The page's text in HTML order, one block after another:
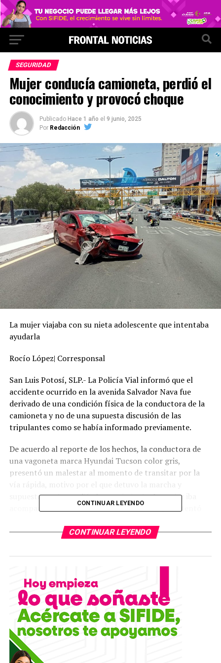
SEGURIDAD
Mujer conducía camioneta, perdió el
conocimiento y provocó choque
Publicado Hace 1 año el 9 junio, 2025
Por Redacción
La mujer viajaba con su nieta adolescente que intentaba
ayudarla
Rocío López| Corresponsal
San Luis Potosí, SLP.- La Policía Vial informó que el
accidente ocurrido en la avenida Salvador Nava fue
derivado de una condición física de la conductora de la
camioneta y no de una supuesta discusión de las
tripulantes como se había informado previamente.
De acuerdo al reporte de los hechos, la conductora de
una vagoneta marca Hyundai Tucson color gris,
presentó un malestar al momento de transitar por la
vía rápida, motivo por el que detuvo la marcha y
supuestamente perdió el conocimiento. La mujer iba
acompañada de su nieta, una adolescente que intentó
Derivado de esta situación, el conductor del vehículo
Mazda 2 en color rojo impactó contra la parte posterior
de la vagoneta. Las autoridades reportaron solo daños
materiales como saldo del choque contra el vehículo en
parada momentánea.
Oficiales de Policía Vial acudieron de inmediato al lugar
y al conocer los hechos brindaron los primeros auxilios a
la conductora de la vagoneta, quien recuperó el
conocimiento.
CONTINUAR LEYENDO
CONTINUAR LEYENDO